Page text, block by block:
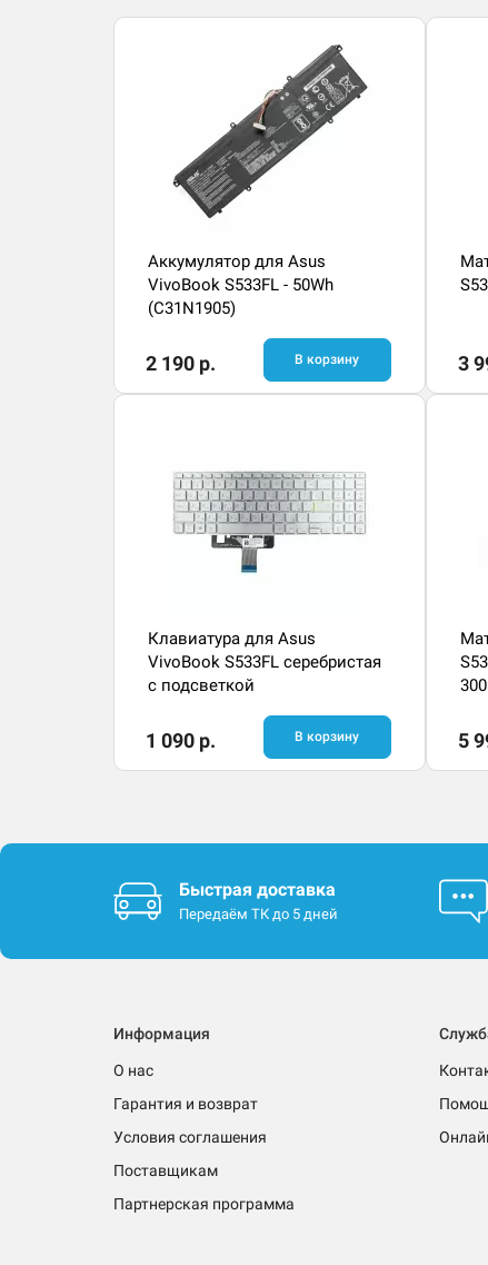
Аккумулятор для Asus
VivoBook S533FL - 50Wh
(C31N1905)
2 190 р. В корзину 3
Клавиатура для Asus
VivoBook S533FL серебристая
с подсветкой
1 090 р. В корзину 5
Быстрая доставка
Передаём ТК до 5 дней
Информация
О нас
Гарантия и возврат
Условия соглашения
Поставщикам
Партнерская программа